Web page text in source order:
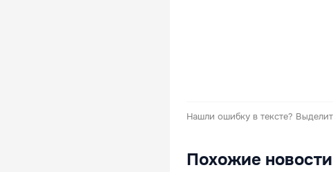
Нашли ошибку в тексте?
Похожие новости